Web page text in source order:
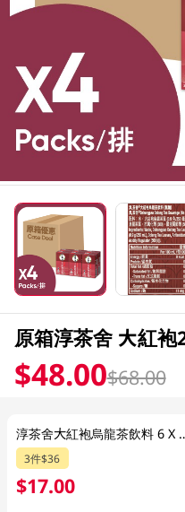
原箱淳茶舍 大紅袍
$48.00$68.00
淳茶舍大紅
3件$36
$17.00